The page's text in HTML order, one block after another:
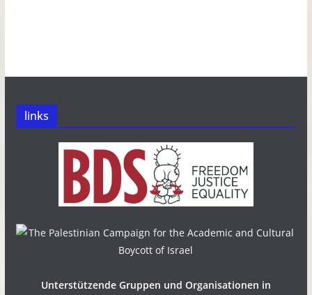
links
Unterstützende Gruppen und Organisationen in